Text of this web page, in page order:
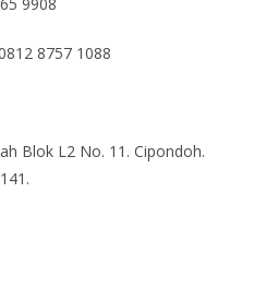
8757 1088
Blok L2 No. 11. Cipondoh.